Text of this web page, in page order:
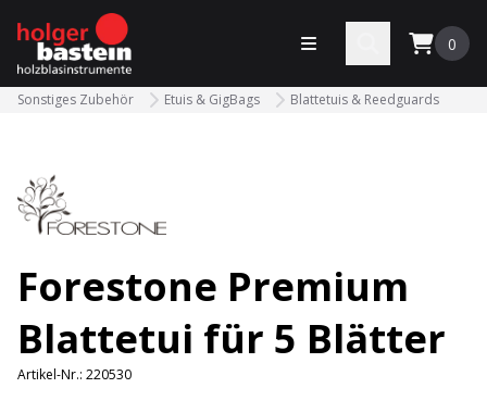
bastein
Menü öffnen 0
Sonstiges Zubehör Etuis & GigBags Blattetuis & Reedguards
Forestone Premium
Blattetui für 5 Blätter
Artikel-Nr.: 220530